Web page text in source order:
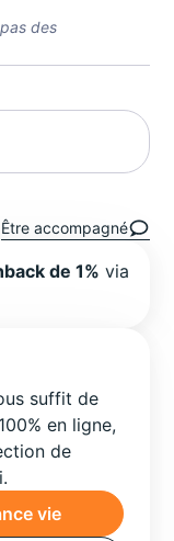
des
Être accompagné
de 1% via
suffit de
en ligne,
de
vie